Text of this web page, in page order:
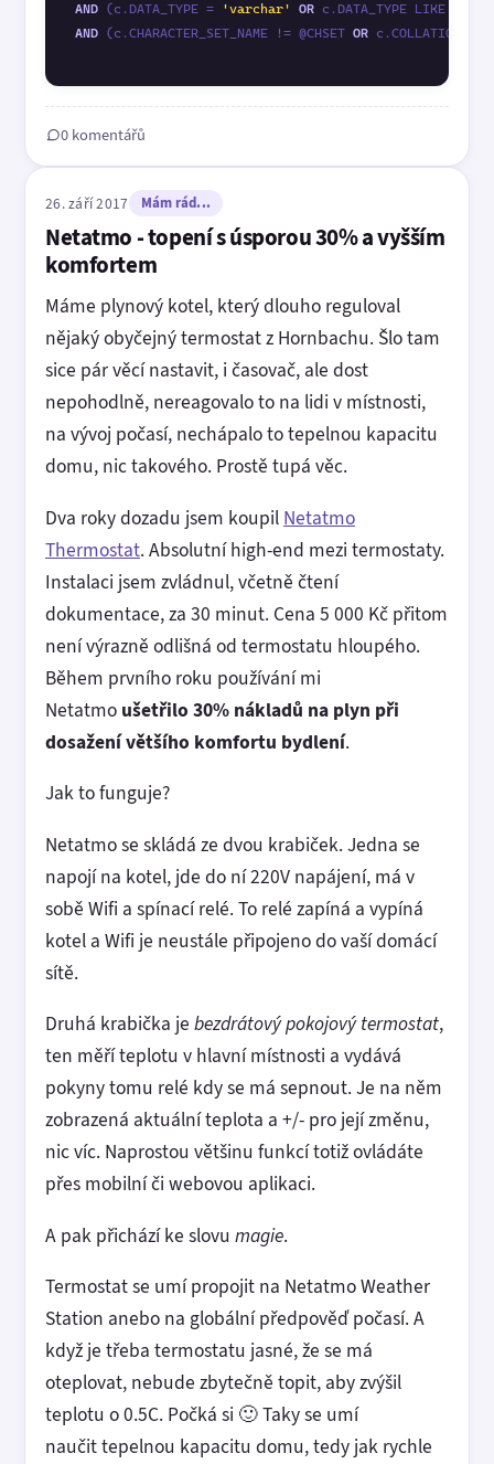
AND (c.DATA_TYPE = 'varchar' OR c.DATA_TYPE LIKE
AND (c.CHARACTER_SET_NAME != @CHSET OR
0 komentářů
26. září 2017 Mám rád...
Netatmo - topení s úsporou 30% a vyšším
komfortem
Máme plynový kotel, který dlouho reguloval
nějaký obyčejný termostat z Hornbachu. Šlo tam
sice pár věcí nastavit, i časovač, ale dost
nepohodlně, nereagovalo to na lidi v místnosti,
na vývoj počasí, nechápalo to tepelnou kapacitu
domu, nic takového. Prostě tupá věc.
Dva roky dozadu jsem koupil Netatmo
Thermostat. Absolutní high-end mezi termostaty.
Instalaci jsem zvládnul, včetně čtení
dokumentace, za 30 minut. Cena 5 000 Kč přitom
není výrazně odlišná od termostatu hloupého.
Během prvního roku používání mi
Netatmo ušetřilo 30% nákladů na plyn při
dosažení většího komfortu bydlení.
Jak to funguje?
Netatmo se skládá ze dvou krabiček. Jedna se
napojí na kotel, jde do ní 220V napájení, má v
sobě Wifi a spínací relé. To relé zapíná a vypíná
kotel a Wifi je neustále připojeno do vaší domácí
sítě.
Druhá krabička je bezdrátový pokojový termostat,
ten měří teplotu v hlavní místnosti a vydává
pokyny tomu relé kdy se má sepnout. Je na něm
zobrazená aktuální teplota a +/- pro její změnu,
nic víc. Naprostou většinu funkcí totiž ovládáte
přes mobilní či webovou aplikaci.
A pak přichází ke slovu magie.
Termostat se umí propojit na Netatmo Weather
Station anebo na globální předpověď počasí. A
když je třeba termostatu jasné, že se má
oteplovat, nebude zbytečně topit, aby zvýšil
teplotu o 0.5C. Počká si 🙂 Taky se umí
naučit tepelnou kapacitu domu, tedy jak rychle